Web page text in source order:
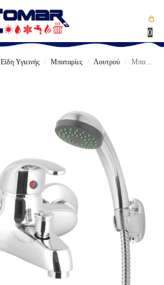
0
Είδη Υγιεινής / Μπαταρίες / Λουτρού / Μπαταρία Λουτρού VIOSPIRAL ANAIS Χρωμέ Πλήρες Σετ Ασημί (36-06101)